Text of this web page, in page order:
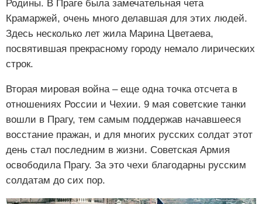
Родины. В Праге была замечательная чета
Крамаржей, очень много делавшая для этих людей.
Здесь несколько лет жила Марина Цветаева,
посвятившая прекрасному городу немало лирических
строк.
Вторая мировая война – еще одна точка отсчета в
отношениях России и Чехии. 9 мая советские танки
вошли в Прагу, тем самым поддержав начавшееся
восстание пражан, и для многих русских солдат этот
день стал последним в жизни. Советская Армия
освободила Прагу. За это чехи благодарны русским
солдатам до сих пор.